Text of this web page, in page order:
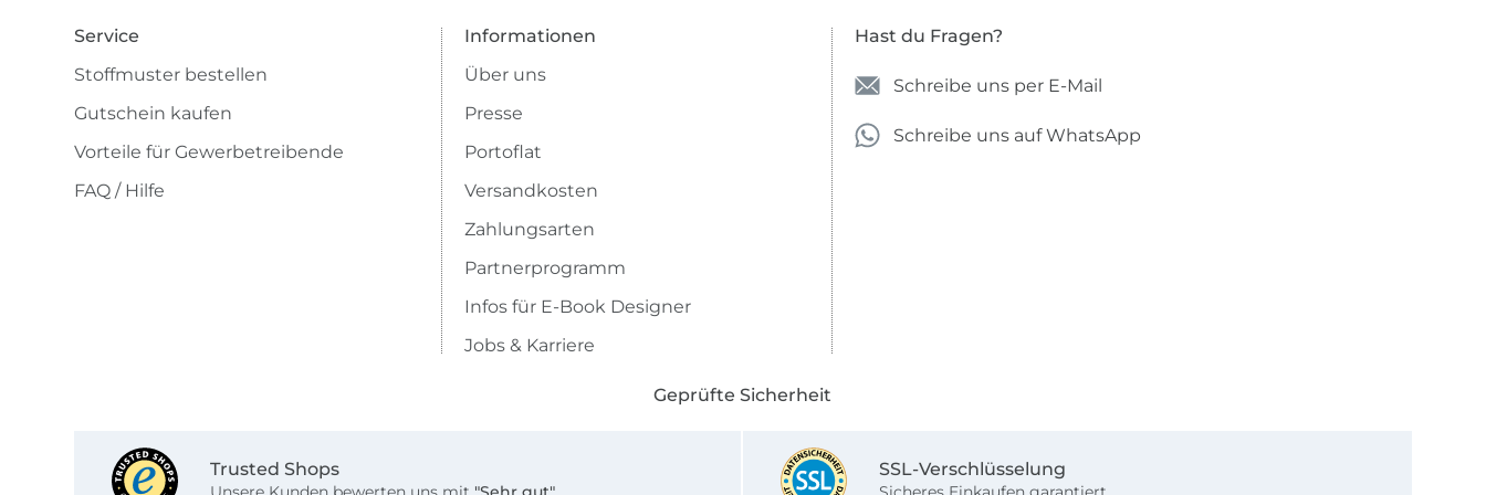
Liebste Grüße und ganz viel Spaß,
Service
Stoffmuster bestellen
Gutschein kaufen
Vorteile für Gewerbetreibende
FAQ / Hilfe
Informationen
Über uns
Presse
Portoflat
Versandkosten
Zahlungsarten
Partnerprogramm
Infos für E-Book Designer
Jobs & Karriere
Hast du Fragen?
Schreibe uns per E-Mail
Schreibe uns auf WhatsApp
Geprüfte Sicherheit
Trusted Shops SSL-Verschlüsselung